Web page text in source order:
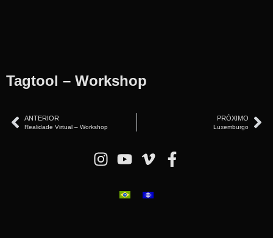
Tagtool – Workshop
ANTERIOR
Realidade Virtual – Workshop
PRÓXIMO
Luxemburgo